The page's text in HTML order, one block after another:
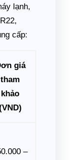
lạnh,
cấp:
giá
tham
khảo
–